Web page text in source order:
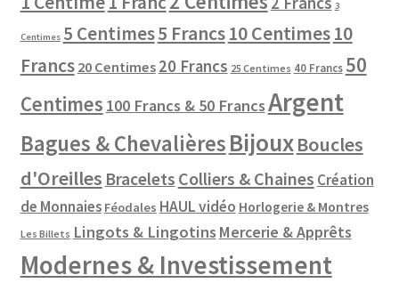
3
Centimes 5 Centimes5 Francs10 Centimes10
Francs 20 Centimes 20 Francs 25 Centimes 40 Francs 50
Centimes 100 Francs & 50 FrancsArgent
Bagues & ChevalièresBijouxBoucles
d'Oreilles Bracelets Colliers & Chaines Création
de Monnaies Féodales HAUL vidéo Horlogerie & Montres
Les Billets Lingots & Lingotins Mercerie & Apprêts
Modernes & Investissement